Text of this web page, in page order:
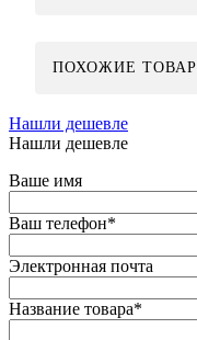
ПОХОЖИЕ
Нашли дешевле
Нашли дешевле
Ваше имя
Ваш телефон*
Электронная почта
Название товара*